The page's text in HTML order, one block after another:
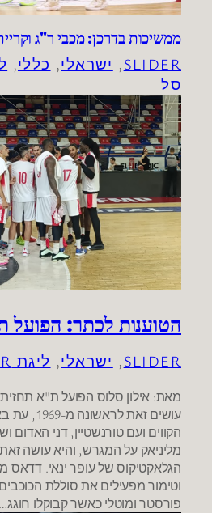
ממשיכות בדרכן: מכבי ר"ג
SLIDER
, ישראלי, כללי,
סל
הטוענות לכתר:
SLIDER
, ישראלי, ליגת WINNER סל
מאת: אילון סלוס הפועל ת"א
עושים זאת
הקווים ועם טורנשטיין, דני האדום
מליניאק על המגרש, והיא עושה
הגלאקטיקוס של עופר ינאי. דדאס
וטימור מפעילים את סוללת הכוכבים:
פורסטר ומוטלי כאשר קבוקלו חוגג…